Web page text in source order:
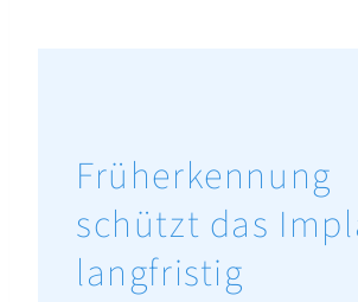
Früherkennung
schützt das
langfristig